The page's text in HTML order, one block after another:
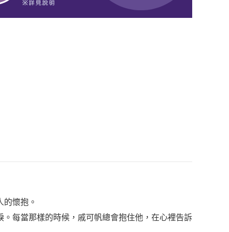
懷抱。
每當那樣的時候，戚可帆總會抱住他，在心裡告訴